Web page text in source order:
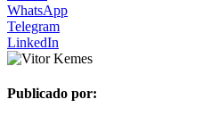
WhatsApp
Telegram
LinkedIn
Publicado por: